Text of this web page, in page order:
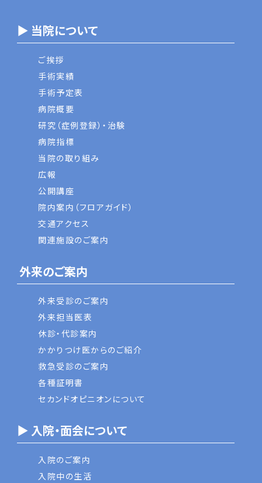
▶ 当院について
ご挨拶
手術実績
手術予定表
病院概要
研究（症例登録）・治験
病院指標
当院の取り組み
広報
公開講座
院内案内（フロアガイド）
交通アクセス
関連施設のご案内
外来のご案内
外来受診のご案内
外来担当医表
休診・代診案内
かかりつけ医からのご紹介
救急受診のご案内
各種証明書
セカンドオピニオンについて
▶ 入院・面会について
入院のご案内
入院中の生活